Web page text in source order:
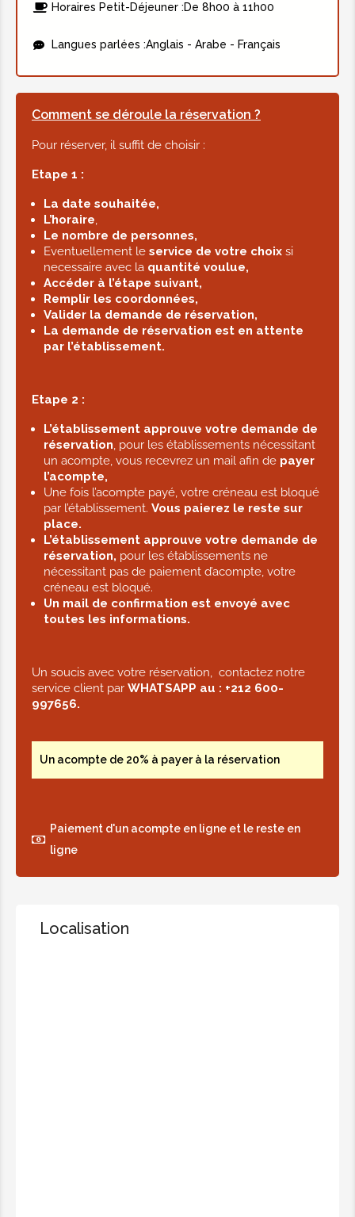
Horaires Petit-Déjeuner :De 8h00 à 11h00
Langues parlées :Anglais - Arabe - Français
Comment se déroule la réservation ?
Pour réserver, il suffit de choisir :
Etape 1 :
La date souhaitée,
L’horaire,
Le nombre de personnes,
Eventuellement le service de votre choix si
necessaire avec la quantité voulue,
Accéder à l’étape suivant,
Remplir les coordonnées,
Valider la demande de réservation,
La demande de réservation est en attente
par l’établissement.
Etape 2 :
L’établissement approuve votre demande de
réservation, pour les établissements nécessitant
un acompte, vous recevrez un mail afin de payer
l’acompte,
Une fois l’acompte payé, votre créneau est bloqué
par l’établissement. Vous paierez le reste sur
place.
L’établissement approuve votre demande de
réservation, pour les établissements ne
nécessitant pas de paiement d’acompte, votre
créneau est bloqué.
Un mail de confirmation est envoyé avec
toutes les informations.
Un soucis avec votre réservation, contactez notre
service client par WHATSAPP au : +212 600-
997656.
Un acompte de 20% à payer à la réservation
Paiement d'un acompte en ligne et le reste en
ligne
Localisation